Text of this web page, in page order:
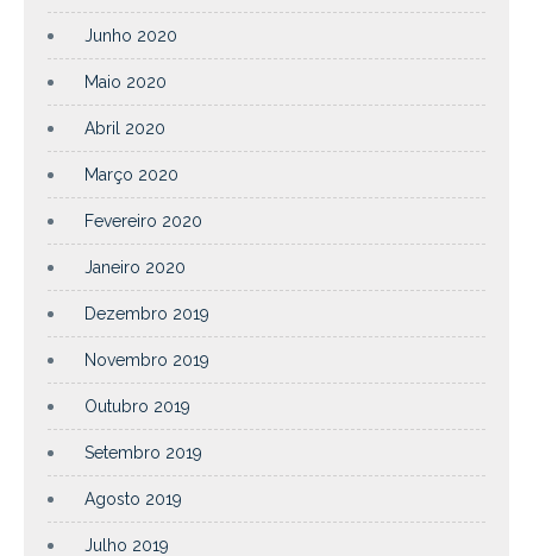
Junho 2020
Maio 2020
Abril 2020
Março 2020
Fevereiro 2020
Janeiro 2020
Dezembro 2019
Novembro 2019
Outubro 2019
Setembro 2019
Agosto 2019
Julho 2019